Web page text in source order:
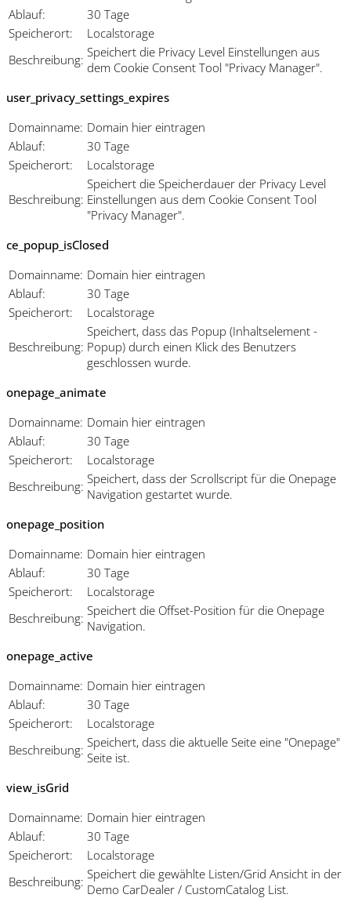
Ablauf:
30 Tage
Speicherort:
Localstorage
Beschreibung: Speichert die Privacy Level Einstellungen aus
dem Cookie Consent Tool "Privacy Manager".
user_privacy_settings_expires
Domainname: Domain hier eintragen
Ablauf:
30 Tage
Speicherort:
Localstorage
Beschreibung:
Speichert die Speicherdauer der Privacy Level
Einstellungen aus dem Cookie Consent Tool
"Privacy Manager".
ce_popup_isClosed
Domainname: Domain hier eintragen
Ablauf:
30 Tage
Speicherort:
Localstorage
Beschreibung:
Speichert, dass das Popup (Inhaltselement -
Popup) durch einen Klick des Benutzers
geschlossen wurde.
onepage_animate
Domainname: Domain hier eintragen
Ablauf:
30 Tage
Speicherort:
Localstorage
Beschreibung: Speichert, dass der Scrollscript für die Onepage
Navigation gestartet wurde.
onepage_position
Domainname: Domain hier eintragen
Ablauf:
30 Tage
Speicherort:
Localstorage
Beschreibung: Speichert die Offset-Position für die Onepage
Navigation.
onepage_active
Domainname: Domain hier eintragen
Ablauf:
30 Tage
Speicherort:
Localstorage
Beschreibung: Speichert, dass die aktuelle Seite eine "Onepage"
Seite ist.
view_isGrid
Domainname: Domain hier eintragen
Ablauf:
30 Tage
Speicherort:
Localstorage
Beschreibung: Speichert die gewählte Listen/Grid Ansicht in der
Demo CarDealer / CustomCatalog List.